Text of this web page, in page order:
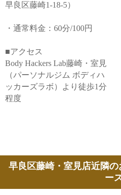
早良区藤崎1-18-5）
・通常料金：60分/100円
■アクセス
Body Hackers Lab藤崎・室見
（パーソナルジム ボディハ
ッカーズラボ）より徒歩1分
程度
早良区藤崎・室見店近隣
ー